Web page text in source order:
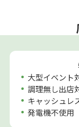
大型イベント
調理無し出店
キャッシュレ
発電機不使用